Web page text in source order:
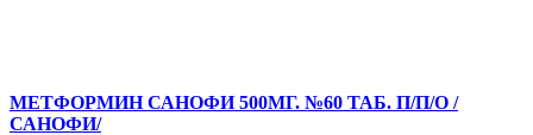
МЕТФОРМИН САНОФИ 500МГ. №60 ТАБ. П/П/О /
САНОФИ/